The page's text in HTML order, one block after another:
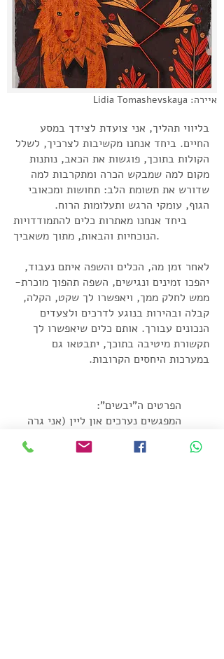
Lidia Tomashevskaya :איירה
בליווי תהליך, אני צועדת לצידך במסע
החיים. ביחד אנחנו מקשיבות לצרכיך, לשלל
הקולות בתוכך, פוגשות את הכאב, נותנות
מקום למה שמבקש הכרה ומתקרבות למה
שדורש את תשומת הלב: תחושות ומכאובי
הגוף, עומקי הרגש ותעלומות הרוח.
ביחד אנחנו מאתרות כלים להתמודדויות
הנוכחיות והבאות, מתוך משאביך.
לאחר זמן מה, הכלים והשפה איתם נעבוד,
יהפכו זמינים ונגישים, השפה תהפוך מוכרת-
ממש לחלק ממך, ויאפשרו לך שקט, הקלה,
קבלה ובהירות בנוגע לדרכים ולצעדים
הנכונים עבורך. אותם כלים שיאפשרו לך
תקשורת מיטיבה בתוכך, יתבטאו גם
במערכות היחסים הקרובות.
הפרטים ה"יבשים":
המפגשים נערכים און ליין (אני גרה
אורך מפגש שעה